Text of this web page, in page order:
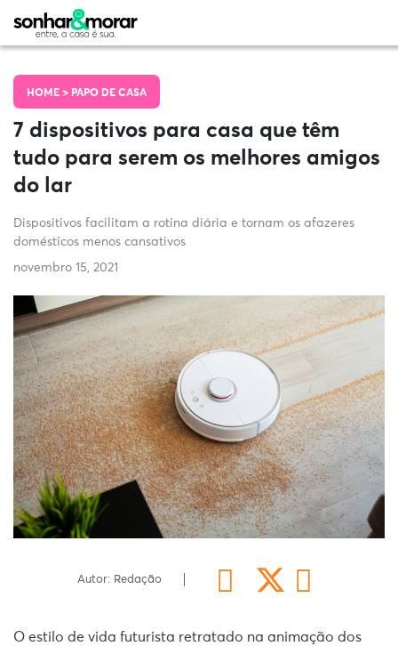
HOME > PAPO DE CASA
7 dispositivos para casa que têm
tudo para serem os melhores amigos
do lar
Dispositivos facilitam a rotina diária e tornam os afazeres
domésticos menos cansativos
novembro 15, 2021
Autor: Redação
O estilo de vida futurista retratado na animação dos